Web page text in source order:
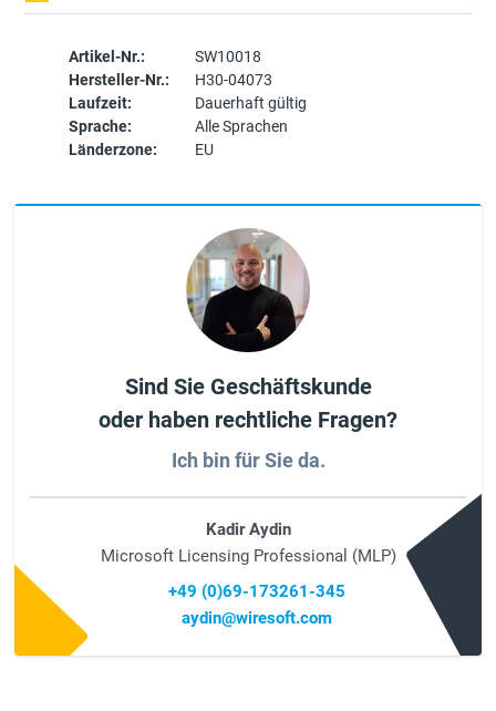
Artikel-Nr.:
SW10018
Hersteller-Nr.:
H30-04073
Laufzeit:
Dauerhaft gültig
Sprache:
Alle Sprachen
Länderzone:
EU
Sind Sie Geschäftskunde
oder haben rechtliche Fragen?
Ich bin für Sie da.
Kadir Aydin
Microsoft Licensing Professional (MLP)
+49 (0)69-173261-345
aydin@wiresoft.com